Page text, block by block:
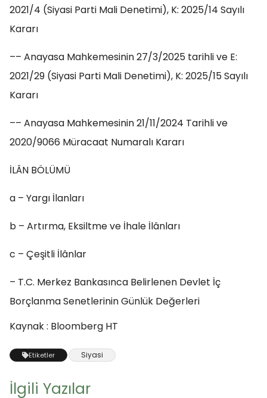
2021/4 (Siyasi Parti Mali Denetimi), K: 2025/14 Sayılı
Kararı
–– Anayasa Mahkemesinin 27/3/2025 tarihli ve E:
2021/29 (Siyasi Parti Mali Denetimi), K: 2025/15 Sayılı
Kararı
–– Anayasa Mahkemesinin 21/11/2024 Tarihli ve
2020/9066 Müracaat Numaralı Kararı
İLÂN BÖLÜMÜ
a – Yargı İlanları
b – Artırma, Eksiltme ve İhale İlânları
c – Çeşitli İlânlar
– T.C. Merkez Bankasınca Belirlenen Devlet İç
Borçlanma Senetlerinin Günlük Değerleri
Kaynak : Bloomberg HT
Etiketler Siyasi
İlgili Yazılar